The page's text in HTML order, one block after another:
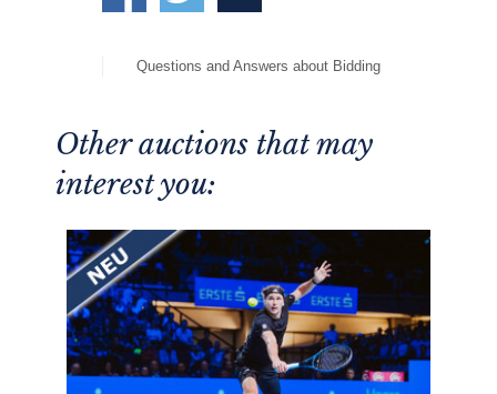
Questions and Answers about Bidding
Other auctions that may
interest you: